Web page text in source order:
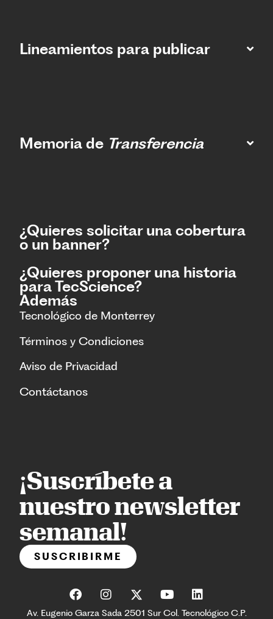
Lineamientos para publicar
Memoria de Transferencia
¿Quieres solicitar una cobertura
o un banner?
¿Quieres proponer una historia
para TecScience?
Además
Tecnológico de Monterrey
Términos y Condiciones
Aviso de Privacidad
Contáctanos
¡Suscríbete a
nuestro newsletter
semanal!
SUSCRIBIRME
Av. Eugenio Garza Sada 2501 Sur Col. Tecnológico C.P.